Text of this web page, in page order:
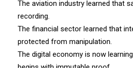
The aviation industry learned that
recording.
The financial sector learned that
protected from manipulation.
The digital economy is now